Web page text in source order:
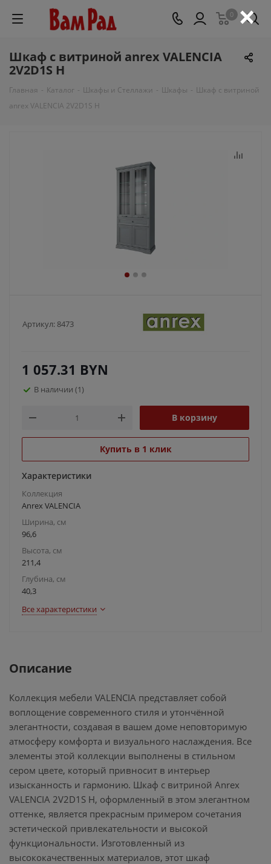
0
Шкаф с витриной anrex VALENCIA
2V2D1S Н
Главная - Каталог - Шкафы и Стеллажи - Шкафы - Шкаф с витриной
anrex VALENCIA 2V2D1S Н
Артикул: 8473
1 057.31 BYN
В наличии (1)
В корзину
Купить в 1 клик
Характеристики
Коллекция
Anrex VALENCIA
Ширина, см
96,6
Высота, см
211,4
Глубина, см
40,3
Все характеристики
Описание
Коллекция мебели VALENCIA представляет собой
воплощение современного стиля и утончённой
элегантности, создавая в вашем доме неповторимую
атмосферу комфорта и визуального наслаждения. Все
элементы этой коллекции выполнены в стильном
сером цвете, который привносит в интерьер
изысканность и гармонию. Шкаф с витриной Anrex
VALENCIA 2V2D1S Н, оформленный в этом элегантном
оттенке, является прекрасным примером сочетания
эстетической привлекательности и высокой
функциональности. Изготовленный из
высококачественных материалов, этот шкаф
×